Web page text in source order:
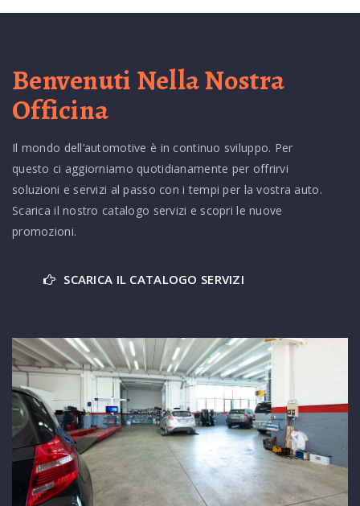
Benvenuti Nella Nostra
Officina
Il mondo dell’automotive è in continuo sviluppo. Per
questo ci aggiorniamo quotidianamente per offrirvi
soluzioni e servizi al passo con i tempi per la vostra auto.
Scarica il nostro catalogo servizi e scopri le nuove
promozioni.
SCARICA IL CATALOGO SERVIZI